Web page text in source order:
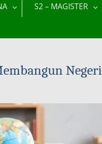
S2 – MAGISTER
Negeri